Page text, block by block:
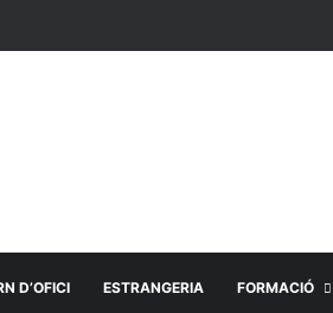
D’OFICI ESTRANGERIA FORMACIÓ